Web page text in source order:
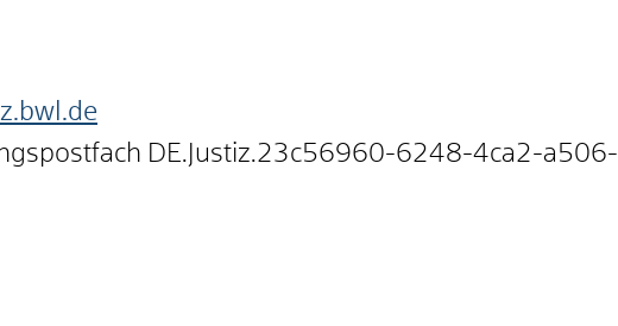
DE.Justiz.23c56960-6248-4ca2-a506-